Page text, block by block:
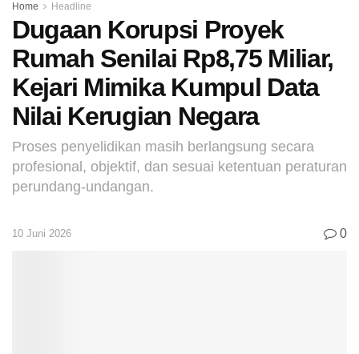
Home Headline
Dugaan Korupsi Proyek
Rumah Senilai Rp8,75 Miliar,
Kejari Mimika Kumpul Data
Nilai Kerugian Negara
Proses penyelidikan masih berlangsung secara
profesional, objektif, dan sesuai ketentuan peraturan
perundang-undangan.
10 Juni 2026 0